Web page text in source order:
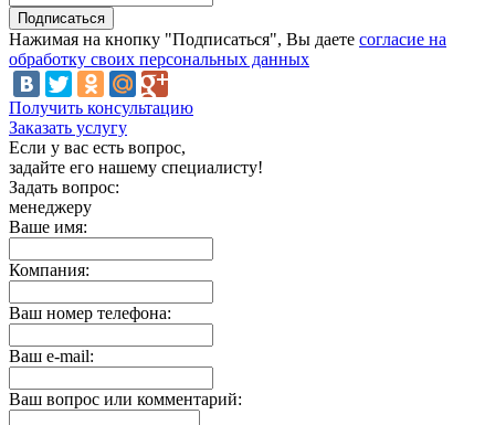
Нажимая на кнопку "Подписаться", Вы даете согласие на
обработку своих персональных данных
Получить консультацию
Заказать услугу
Если у вас есть вопрос,
задайте его нашему специалисту!
Задать вопрос:
менеджеру
Ваше имя:
Компания:
Ваш номер телефона:
Ваш e-mail:
Ваш вопрос или комментарий: